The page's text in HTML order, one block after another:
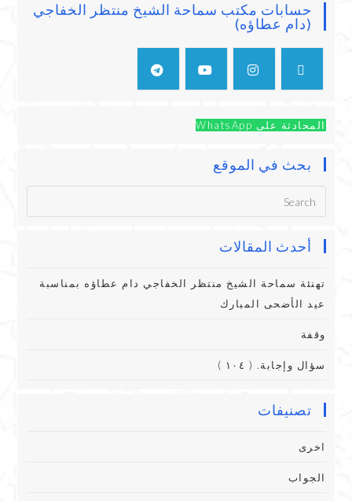
حسابات مكتب سماحة الشيخ منتظر الخفاجي
(دام عطاؤه)
المحادثة على WhatsApp
بحث في الموقع
أحدث المقالات
تهنئة سماحة الشيخ منتظر الخفاجي دام عطاؤه بمناسبة
عيد الأضحى المبارك
وقفة
سؤال وإجابة. ( ١٠٤ )
تصنيفات
اخرى
الجواب